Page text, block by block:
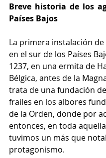
Breve historia de los
Países Bajos
La primera instalación
en el sur de los Países
1237, en una ermita de
Bélgica, antes de la
trata de una fundación
frailes en los albores
de la Orden, donde por
entonces, en toda
tuvimos un más que
protagonismo.